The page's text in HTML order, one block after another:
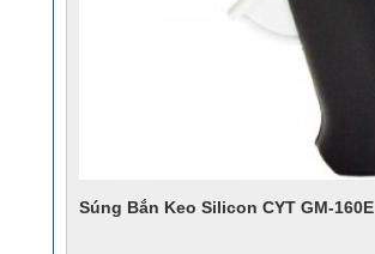
Súng Bắn Keo Silicon CYT GM-160E